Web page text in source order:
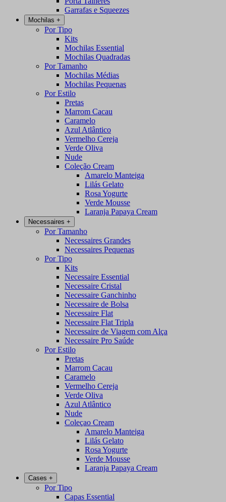
Garrafas e Squeezes
Mochilas +
Por Tipo
Kits
Mochilas Essential
Mochilas Quadradas
Por Tamanho
Mochilas Médias
Mochilas Pequenas
Por Estilo
Pretas
Marrom Cacau
Caramelo
Azul Atlântico
Vermelho Cereja
Verde Oliva
Nude
Coleção Cream
Amarelo Manteiga
Lilás Gelato
Rosa Yogurte
Verde Mousse
Laranja Papaya Cream
Necessaires +
Por Tamanho
Necessaires Grandes
Necessaires Pequenas
Por Tipo
Kits
Necessaire Essential
Necessaire Cristal
Necessaire Ganchinho
Necessaire de Bolsa
Necessaire Flat
Necessaire Flat Tripla
Necessaire de Viagem com Alça
Necessaire Pro Saúde
Por Estilo
Pretas
Marrom Cacau
Caramelo
Vermelho Cereja
Verde Oliva
Azul Atlântico
Nude
Coleçao Cream
Amarelo Manteiga
Lilás Gelato
Rosa Yogurte
Verde Mousse
Laranja Papaya Cream
Cases +
Por Tipo
Capas Essential